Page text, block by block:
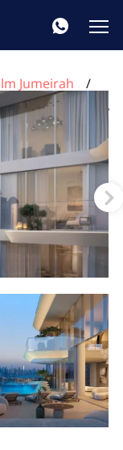
Jumeirah
Дубай,